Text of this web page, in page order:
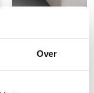
Over